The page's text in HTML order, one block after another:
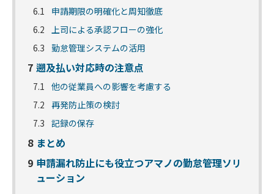
6.1
申請期限の明確化と周知徹底
6.2 上司による承認フローの強化
6.3 勤怠管理システムの活用
7 遡及払い対応時の注意点
7.1 他の従業員への影響を考慮する
7.2 再発防止策の検討
7.3 記録の保存
8 まとめ
9 申請漏れ防止にも役立つアマノの勤怠管理ソリ
ューション